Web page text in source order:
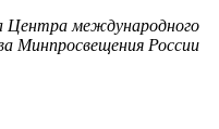
Центра международного
Минпросвещения России